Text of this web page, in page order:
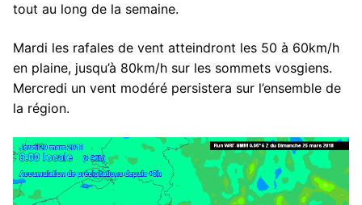
tout au long de la semaine.
Mardi les rafales de vent atteindront les 50 à 60km/h
en plaine, jusqu’à 80km/h sur les sommets vosgiens.
Mercredi un vent modéré persistera sur l’ensemble de
la région.